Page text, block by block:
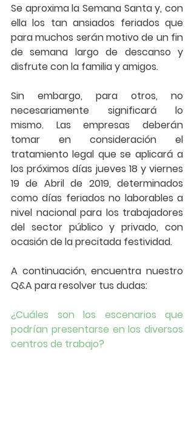
Se aproxima la Semana Santa y, con
ella los tan ansiados feriados que
para muchos serán motivo de un fin
de semana largo de descanso y
disfrute con la familia y amigos.
Sin embargo, para otros, no
necesariamente significará lo
mismo. Las empresas deberán
tomar en consideración el
tratamiento legal que se aplicará a
los próximos días jueves 18 y viernes
19 de Abril de 2019, determinados
como días feriados no laborables a
nivel nacional para los trabajadores
del sector público y privado, con
ocasión de la precitada festividad.
Q&A para resolver tus dudas:
¿Cuáles son los escenarios que
podrían presentarse en los diversos
centros de trabajo?